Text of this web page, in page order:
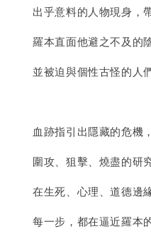
出乎意料的人物現身，帶
羅本直面他避之不及的陰
並被迫與個性古怪的人們
血跡指引出隱藏的危機，
圍攻、狙擊、燒盡的研究
在生死、心理、道德邊緣
每一步，都在逼近羅本的